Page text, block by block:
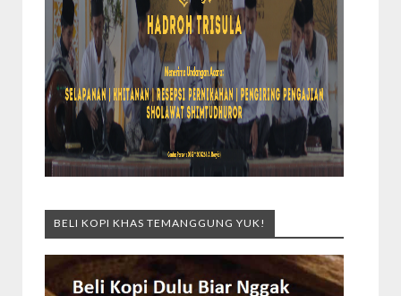
BELI KOPI KHAS TEMANGGUNG YUK!